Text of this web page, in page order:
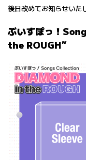
後日改めてお知らせいた
ぶいすぽっ！
the ROUGH”